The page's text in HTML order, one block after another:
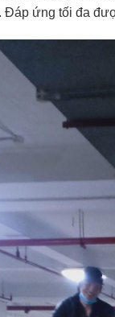
Đáp ứng tối đa